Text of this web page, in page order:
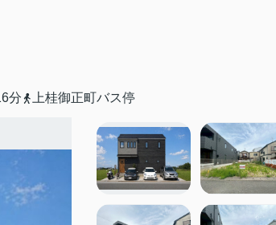
分 上桂御正町バス停